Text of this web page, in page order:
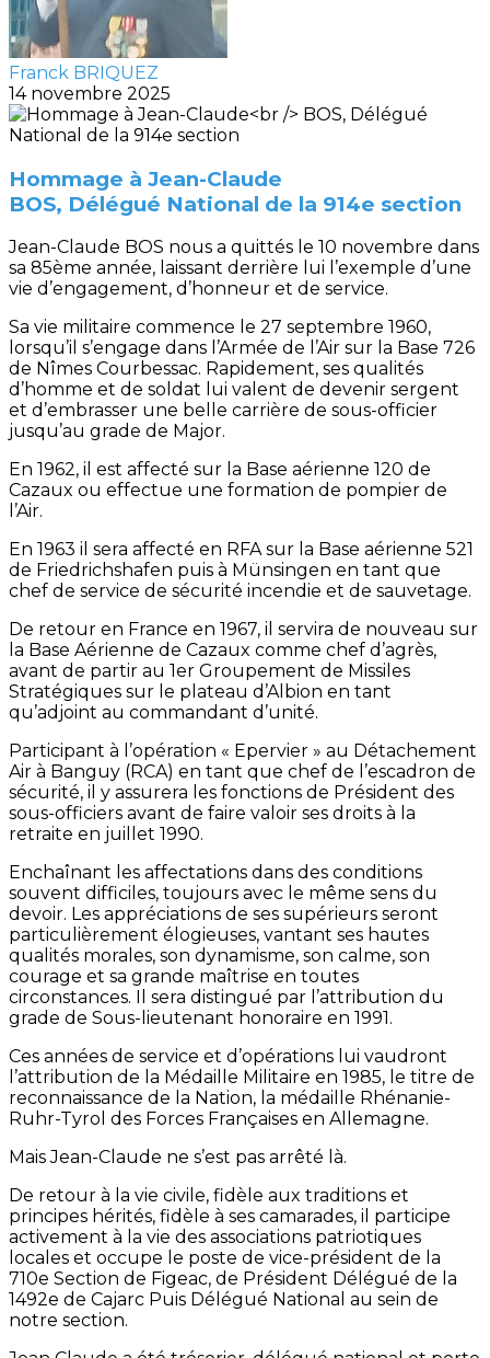
Franck BRIQUEZ
14 novembre 2025
Hommage à Jean-Claude
BOS, Délégué National de la 914e section
Jean-Claude BOS nous a quittés le 10 novembre dans
sa 85ème année, laissant derrière lui l’exemple d’une
vie d’engagement, d’honneur et de service.
Sa vie militaire commence le 27 septembre 1960,
lorsqu’il s’engage dans l’Armée de l’Air sur la Base 726
de Nîmes Courbessac. Rapidement, ses qualités
d’homme et de soldat lui valent de devenir sergent
et d’embrasser une belle carrière de sous-officier
jusqu’au grade de Major.
En 1962, il est affecté sur la Base aérienne 120 de
Cazaux ou effectue une formation de pompier de
l’Air.
En 1963 il sera affecté en RFA sur la Base aérienne 521
de Friedrichshafen puis à Münsingen en tant que
chef de service de sécurité incendie et de sauvetage.
De retour en France en 1967, il servira de nouveau sur
la Base Aérienne de Cazaux comme chef d’agrès,
avant de partir au 1er Groupement de Missiles
Stratégiques sur le plateau d’Albion en tant
qu’adjoint au commandant d’unité.
Participant à l’opération « Epervier » au Détachement
Air à Banguy (RCA) en tant que chef de l’escadron de
sécurité, il y assurera les fonctions de Président des
sous-officiers avant de faire valoir ses droits à la
retraite en juillet 1990.
Enchaînant les affectations dans des conditions
souvent difficiles, toujours avec le même sens du
devoir. Les appréciations de ses supérieurs seront
particulièrement élogieuses, vantant ses hautes
qualités morales, son dynamisme, son calme, son
courage et sa grande maîtrise en toutes
circonstances. Il sera distingué par l’attribution du
grade de Sous-lieutenant honoraire en 1991.
Ces années de service et d’opérations lui vaudront
l’attribution de la Médaille Militaire en 1985, le titre de
reconnaissance de la Nation, la médaille Rhénanie-
Ruhr-Tyrol des Forces Françaises en Allemagne.
Mais Jean-Claude ne s’est pas arrêté là.
De retour à la vie civile, fidèle aux traditions et
principes hérités, fidèle à ses camarades, il participe
activement à la vie des associations patriotiques
locales et occupe le poste de vice-président de la
710e Section de Figeac, de Président Délégué de la
1492e de Cajarc Puis Délégué National au sein de
notre section.